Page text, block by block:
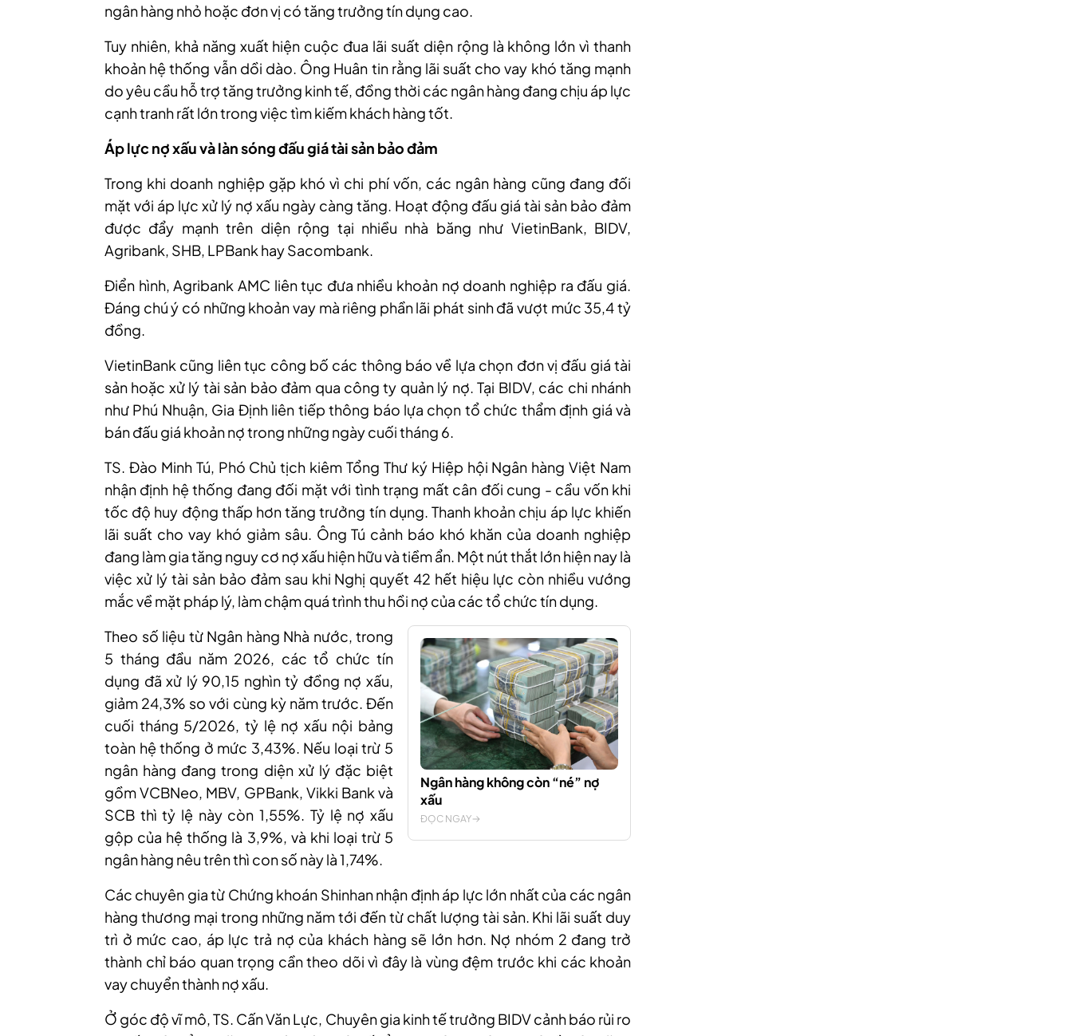
ngân hàng nhỏ hoặc đơn vị có tăng trưởng tín dụng cao.
Tuy nhiên, khả năng xuất hiện cuộc đua lãi suất diện rộng là không lớn vì thanh
khoản hệ thống vẫn dồi dào. Ông Huân tin rằng lãi suất cho vay khó tăng mạnh
do yêu cầu hỗ trợ tăng trưởng kinh tế, đồng thời các ngân hàng đang chịu áp lực
cạnh tranh rất lớn trong việc tìm kiếm khách hàng tốt.
Áp lực nợ xấu và làn sóng đấu giá tài sản bảo đảm
Trong khi doanh nghiệp gặp khó vì chi phí vốn, các ngân hàng cũng đang đối
mặt với áp lực xử lý nợ xấu ngày càng tăng. Hoạt động đấu giá tài sản bảo đảm
được đẩy mạnh trên diện rộng tại nhiều nhà băng như VietinBank, BIDV,
Agribank, SHB, LPBank hay Sacombank.
Điển hình, Agribank AMC liên tục đưa nhiều khoản nợ doanh nghiệp ra đấu giá.
Đáng chú ý có những khoản vay mà riêng phần lãi phát sinh đã vượt mức 35,4 tỷ
đồng.
VietinBank cũng liên tục công bố các thông báo về lựa chọn đơn vị đấu giá tài
sản hoặc xử lý tài sản bảo đảm qua công ty quản lý nợ. Tại BIDV, các chi nhánh
như Phú Nhuận, Gia Định liên tiếp thông báo lựa chọn tổ chức thẩm định giá và
bán đấu giá khoản nợ trong những ngày cuối tháng 6.
TS. Đào Minh Tú, Phó Chủ tịch kiêm Tổng Thư ký Hiệp hội Ngân hàng Việt Nam
nhận định hệ thống đang đối mặt với tình trạng mất cân đối cung - cầu vốn khi
tốc độ huy động thấp hơn tăng trưởng tín dụng. Thanh khoản chịu áp lực khiến
lãi suất cho vay khó giảm sâu. Ông Tú cảnh báo khó khăn của doanh nghiệp
đang làm gia tăng nguy cơ nợ xấu hiện hữu và tiềm ẩn. Một nút thắt lớn hiện nay là
việc xử lý tài sản bảo đảm sau khi Nghị quyết 42 hết hiệu lực còn nhiều vướng
mắc về mặt pháp lý, làm chậm quá trình thu hồi nợ của các tổ chức tín dụng.
Ngân hàng không còn “né” nợ
xấu
ĐỌC NGAY
Theo số liệu từ Ngân hàng Nhà nước, trong
5 tháng đầu năm 2026, các tổ chức tín
dụng đã xử lý 90,15 nghìn tỷ đồng nợ xấu,
giảm 24,3% so với cùng kỳ năm trước. Đến
cuối tháng 5/2026, tỷ lệ nợ xấu nội bảng
toàn hệ thống ở mức 3,43%. Nếu loại trừ 5
ngân hàng đang trong diện xử lý đặc biệt
gồm VCBNeo, MBV, GPBank, Vikki Bank và
SCB thì tỷ lệ này còn 1,55%. Tỷ lệ nợ xấu
gộp của hệ thống là 3,9%, và khi loại trừ 5
ngân hàng nêu trên thì con số này là 1,74%.
Các chuyên gia từ Chứng khoán Shinhan nhận định áp lực lớn nhất của các ngân
hàng thương mại trong những năm tới đến từ chất lượng tài sản. Khi lãi suất duy
trì ở mức cao, áp lực trả nợ của khách hàng sẽ lớn hơn. Nợ nhóm 2 đang trở
thành chỉ báo quan trọng cần theo dõi vì đây là vùng đệm trước khi các khoản
vay chuyển thành nợ xấu.
Ở góc độ vĩ mô, TS. Cấn Văn Lực, Chuyên gia kinh tế trưởng BIDV cảnh báo rủi ro